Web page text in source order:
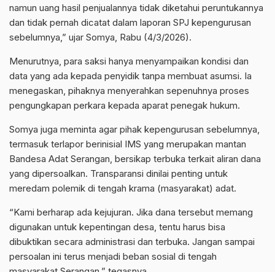
namun uang hasil penjualannya tidak diketahui peruntukannya
dan tidak pernah dicatat dalam laporan SPJ kepengurusan
sebelumnya,” ujar Somya, Rabu (4/3/2026).
Menurutnya, para saksi hanya menyampaikan kondisi dan
data yang ada kepada penyidik tanpa membuat asumsi. Ia
menegaskan, pihaknya menyerahkan sepenuhnya proses
pengungkapan perkara kepada aparat penegak hukum.
Somya juga meminta agar pihak kepengurusan sebelumnya,
termasuk terlapor berinisial IMS yang merupakan mantan
Bandesa Adat Serangan, bersikap terbuka terkait aliran dana
yang dipersoalkan. Transparansi dinilai penting untuk
meredam polemik di tengah krama (masyarakat) adat.
“Kami berharap ada kejujuran. Jika dana tersebut memang
digunakan untuk kepentingan desa, tentu harus bisa
dibuktikan secara administrasi dan terbuka. Jangan sampai
persoalan ini terus menjadi beban sosial di tengah